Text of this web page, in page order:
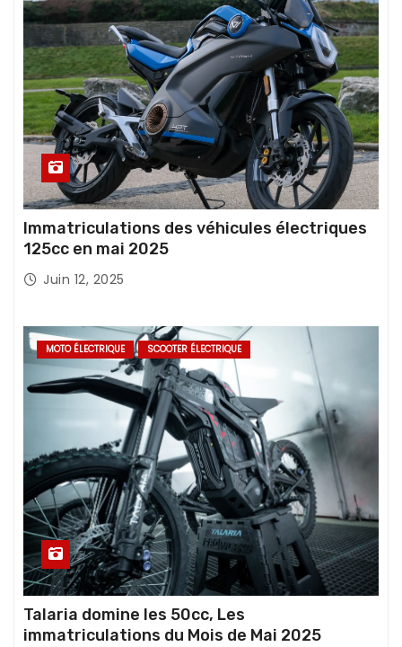
Immatriculations des véhicules électriques
125cc en mai 2025
Juin 12, 2025
MOTO ÉLECTRIQUE SCOOTER ÉLECTRIQUE
Talaria domine les 50cc, Les
immatriculations du Mois de Mai 2025